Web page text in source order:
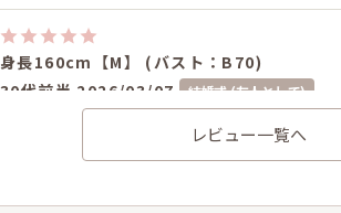
身長160cm【M】 (バスト：B70)
30代前半 2026/03/07
結婚式 (友人として)
サイズはぴったりで、丈はひざ下でした。 写真の
やかさがあって良かったです。レビュー一覧へ